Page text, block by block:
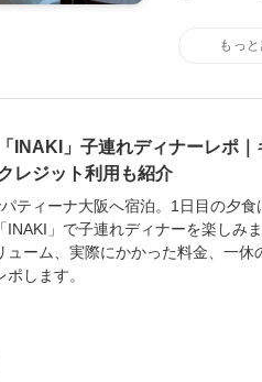
INAKI」子連れディナーレポ｜
レジット利用も紹介
ティーナ大阪へ宿泊。1日目の夕食
INAKI」で子連れディナーを楽しみ
ューム、実際にかかった料金、一休
します。